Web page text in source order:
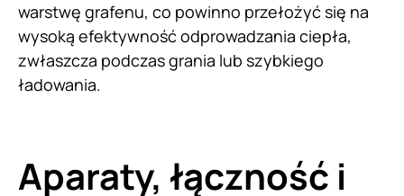
warstwę grafenu, co powinno przełożyć się na
wysoką efektywność odprowadzania ciepła,
zwłaszcza podczas grania lub szybkiego
ładowania.
Aparaty, łączność i